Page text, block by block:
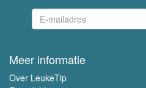
Meer informatie
Over LeukeTip